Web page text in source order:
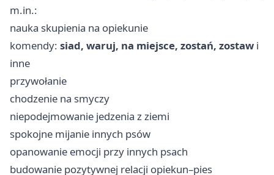
m.in.:
nauka skupienia na opiekunie
komendy: siad, waruj, na miejsce, zostań, zostaw i
inne
przywołanie
chodzenie na smyczy
niepodejmowanie jedzenia z ziemi
spokojne mijanie innych psów
opanowanie emocji przy innych psach
budowanie pozytywnej relacji opiekun–pies